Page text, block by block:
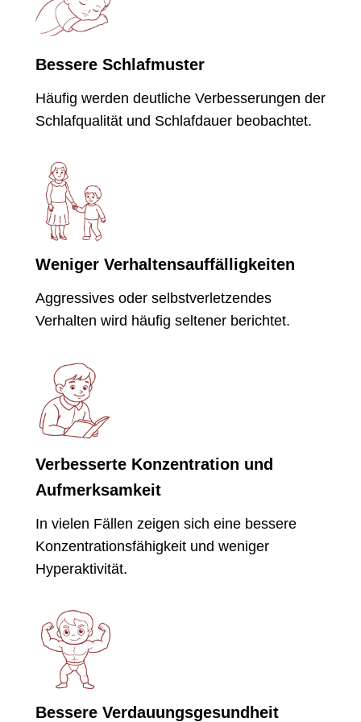
Bessere Schlafmuster
Häufig werden deutliche Verbesserungen der
Schlafqualität und Schlafdauer beobachtet.
Weniger Verhaltensauffälligkeiten
Aggressives oder selbstverletzendes
Verhalten wird häufig seltener berichtet.
Verbesserte Konzentration und
Aufmerksamkeit
In vielen Fällen zeigen sich eine bessere
Konzentrationsfähigkeit und weniger
Hyperaktivität.
Bessere Verdauungsgesundheit